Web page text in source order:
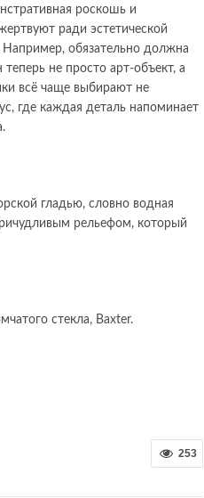
роскошь и
ради эстетической
обязательно должна
не просто арт-объект, а
всё чаще выбирают не
где каждая деталь напоминает
гладью, словно водная
рельефом, который
стекла, Baxter.
253